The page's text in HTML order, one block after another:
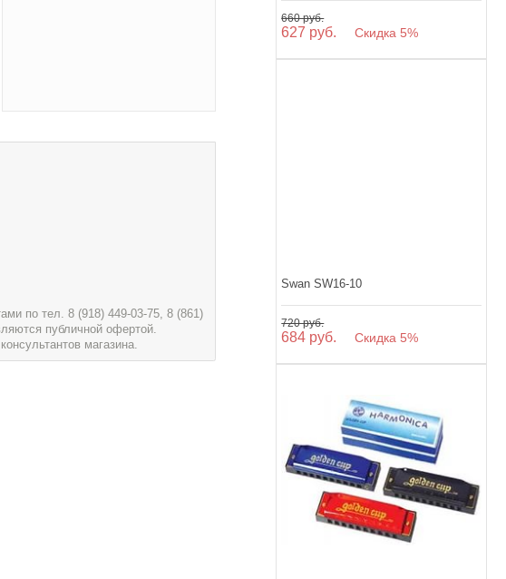
660 руб.
627 руб. Скидка 5%
Swan SW16-10
720 руб.
684 руб. Скидка 5%
по тел. 8 (918) 449-03-75, 8 (861)
публичной офертой.
магазина.